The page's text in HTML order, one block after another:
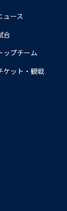
ュース
合
ップチーム
ケット・観戦